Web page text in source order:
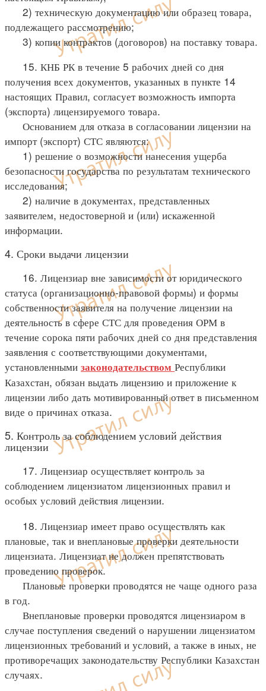
2) техническую документацию или образец товара,
подлежащего рассмотрению;
3) копии контрактов (договоров) на поставку товара.
15. КНБ РК в течение 5 рабочих дней со дня
получения всех документов, указанных в пункте 14
настоящих Правил, согласует возможность импорта
(экспорта) лицензируемого товара.
Основанием для отказа в согласовании лицензии на
импорт (экспорт) СТС являются:
1) решение о возможности нанесения ущерба
безопасности государства по результатам технического
исследования;
2) наличие в документах, представленных
заявителем, недостоверной и (или) искаженной
информации.
4. Сроки выдачи лицензии
16. Лицензиар вне зависимости от юридического
статуса (организационно-правовой формы) и формы
собственности заявителя на получение лицензии на
деятельность в сфере СТС для проведения ОРМ в
течение сорока пяти рабочих дней со дня представления
заявления с соответствующими документами,
установленными законодательством Республики
Казахстан, обязан выдать лицензию и приложение к
лицензии либо дать мотивированный ответ в письменном
виде о причинах отказа.
5. Контроль за соблюдением условий действия
лицензии
17. Лицензиар осуществляет контроль за
соблюдением лицензиатом лицензионных правил и
особых условий действия лицензии.
18. Лицензиар имеет право осуществлять как
плановые, так и внеплановые проверки деятельности
лицензиата. Лицензиат не должен препятствовать
проведению проверок.
Плановые проверки проводятся не чаще одного раза
в год.
Внеплановые проверки проводятся лицензиаром в
случае поступления сведений о нарушении лицензиатом
лицензионных требований и условий, а также в иных, не
противоречащих законодательству Республики Казахстан
случаях.